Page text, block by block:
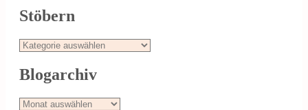
Stöbern
Stöbern
Blogarchiv
Blogarchiv